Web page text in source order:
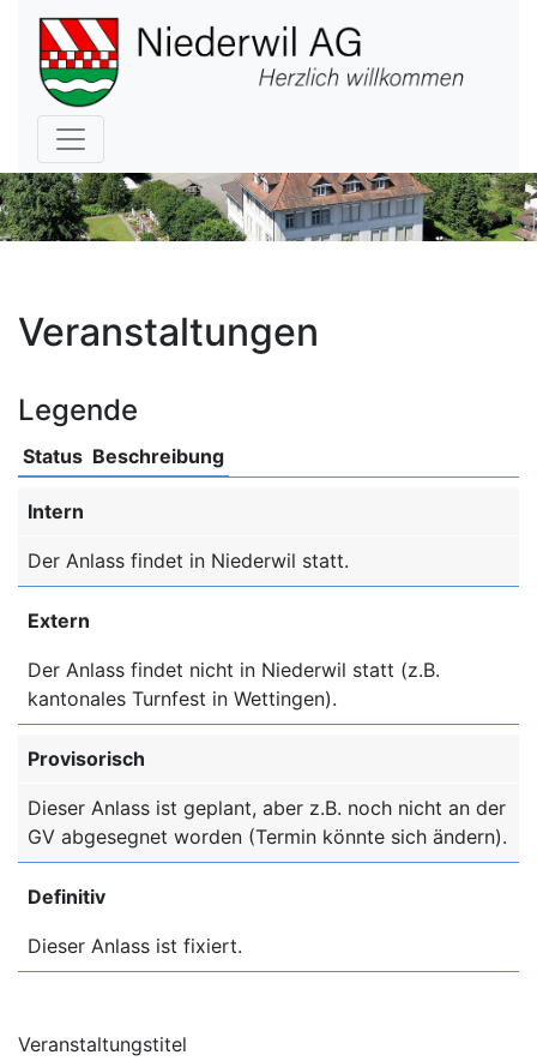
Hauptnavigation
Veranstaltungen
Legende
Status Beschreibung
Intern
Der Anlass findet in Niederwil statt.
Extern
Der Anlass findet nicht in Niederwil statt (z.B.
kantonales Turnfest in Wettingen).
Provisorisch
Dieser Anlass ist geplant, aber z.B. noch nicht an der
GV abgesegnet worden (Termin könnte sich ändern).
Definitiv
Dieser Anlass ist fixiert.
Veranstaltungstitel